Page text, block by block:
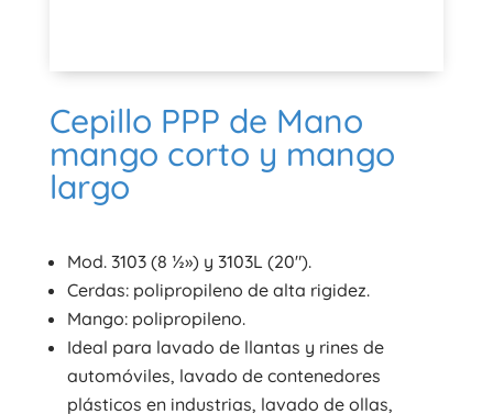
Cepillo PPP de Mano
mango corto y mango
largo
Mod. 3103 (8 ½») y 3103L (20″).
Cerdas: polipropileno de alta rigidez.
Mango: polipropileno.
Ideal para lavado de llantas y rines de
automóviles, lavado de contenedores
plásticos en industrias, lavado de ollas,